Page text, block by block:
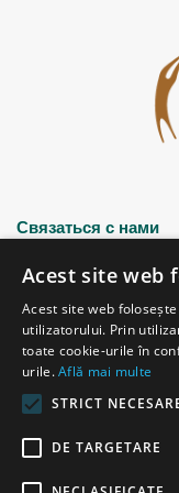
Связаться с нами
Strada Șciusev, 53
2012 Chișinău,
tel: (+373 22) 213652,
fax: (+373 22) 226681
Email: redactia@ijc.md
Acest site web
Acest site web
utilizatorului. Prin
toate cookie-urile în
urile.Află mai multe
STRICT
DE TARGETARE